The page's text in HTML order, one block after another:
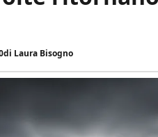
di Laura Bisogno